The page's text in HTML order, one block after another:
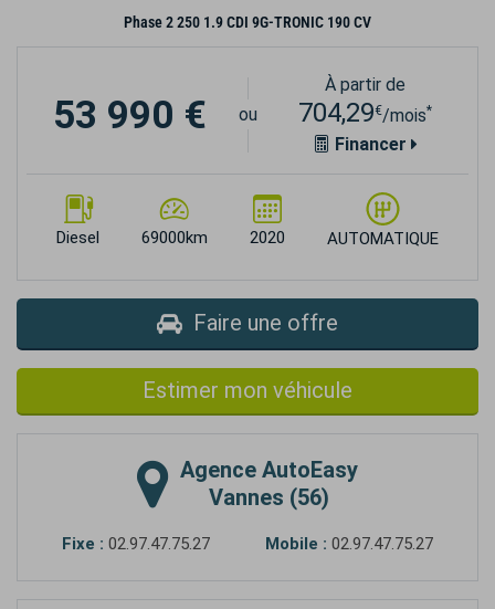
Phase 2 250 1.9 CDI 9G-TRONIC 190 CV
Diesel 69000km 2020 AUTOMATIQUE
53 990 € ou
À partir de
704,29€/mois*
Financer
Faire une offre
Estimer mon véhicule
Agence AutoEasy
Vannes (56)
Fixe : 02.97.47.75.27 Mobile : 02.97.47.75.27